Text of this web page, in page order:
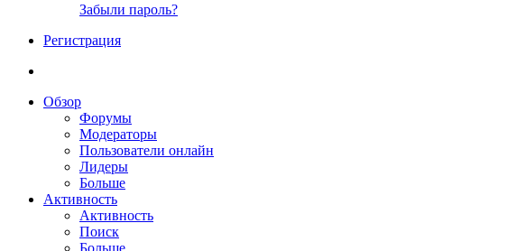
Забыли пароль?
Регистрация
Обзор
Форумы
Модераторы
Пользователи онлайн
Лидеры
Больше
Активность
Активность
Поиск
Больше